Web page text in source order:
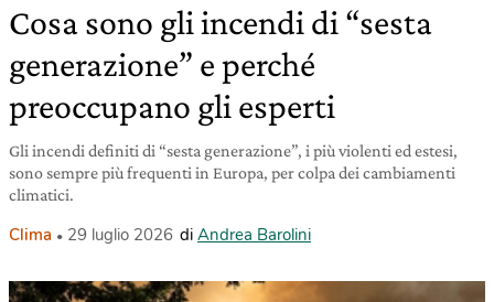
Cosa sono gli incendi di “sesta
generazione” e perché
preoccupano gli esperti
Gli incendi definiti di “sesta generazione”, i più violenti ed estesi,
sono sempre più frequenti in Europa, per colpa dei cambiamenti
climatici.
Clima 29 luglio 2026 di Andrea Barolini